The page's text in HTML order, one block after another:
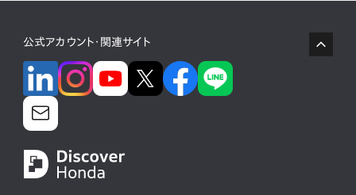
公式アカウント・関連サイト